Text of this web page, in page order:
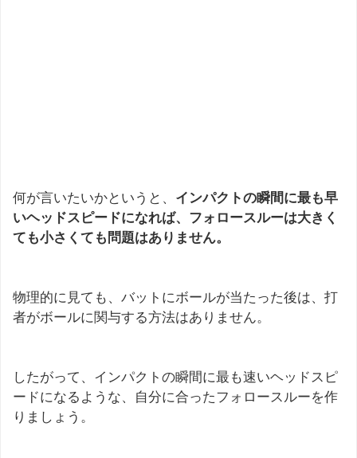
何が言いたいかというと、 インパクトの瞬間に最も早
いヘッドスピードになれば、フォロースルーは大きく
ても小さくても問題はありません。
物理的に見ても、バットにボールが当たった後は、打
者がボールに関与する方法はありません。
したがって、インパクトの瞬間に最も速いヘッドスピ
ードになるような、自分に合ったフォロースルーを作
りましょう。